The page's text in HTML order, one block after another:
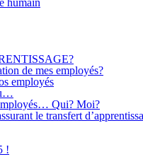
humain
de mes employés?
employés
Qui? Moi?
le transfert
!